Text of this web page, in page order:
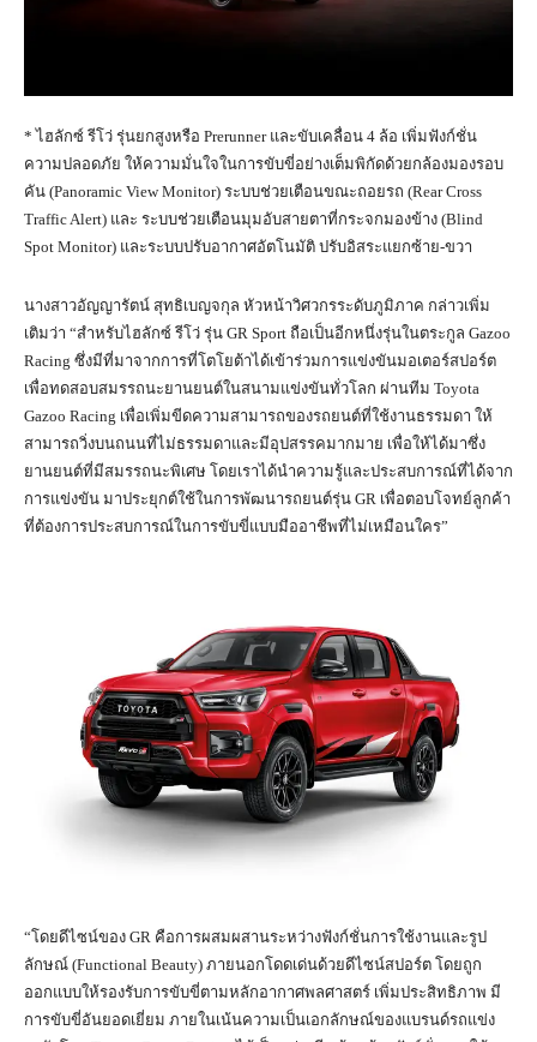
* ไฮลักซ์ รีโว่ รุ่นยกสูงหรือ Prerunner และขับเคลื่อน 4 ล้อ เพิ่มฟังก์ชั่น
ความปลอดภัย ให้ความมั่นใจในการขับขี่อย่างเต็มพิกัดด้วยกล้องมองรอบ
คัน (Panoramic View Monitor) ระบบช่วยเตือนขณะถอยรถ (Rear Cross
Traffic Alert) และ ระบบช่วยเตือนมุมอับสายตาที่กระจกมองข้าง (Blind
Spot Monitor) และระบบปรับอากาศอัตโนมัติ ปรับอิสระแยกซ้าย-ขวา
นางสาวอัญญารัตน์ สุทธิเบญจกุล หัวหน้าวิศวกรระดับภูมิภาค กล่าวเพิ่ม
เติมว่า “สำหรับไฮลักซ์ รีโว่ รุ่น GR Sport ถือเป็นอีกหนึ่งรุ่นในตระกูล Gazoo
Racing ซึ่งมีที่มาจากการที่โตโยต้าได้เข้าร่วมการแข่งขันมอเตอร์สปอร์ต
เพื่อทดสอบสมรรถนะยานยนต์ในสนามแข่งขันทั่วโลก ผ่านทีม Toyota
Gazoo Racing เพื่อเพิ่มขีดความสามารถของรถยนต์ที่ใช้งานธรรมดา ให้
สามารถวิ่งบนถนนที่ไม่ธรรมดาและมีอุปสรรคมากมาย เพื่อให้ได้มาซึ่ง
ยานยนต์ที่มีสมรรถนะพิเศษ โดยเราได้นำความรู้และประสบการณ์ที่ได้จาก
การแข่งขัน มาประยุกต์ใช้ในการพัฒนารถยนต์รุ่น GR เพื่อตอบโจทย์ลูกค้า
ที่ต้องการประสบการณ์ในการขับขี่แบบมืออาชีพที่ไม่เหมือนใคร”
“โดยดีไซน์ของ GR คือการผสมผสานระหว่างฟังก์ชั่นการใช้งานและรูป
ลักษณ์ (Functional Beauty) ภายนอกโดดเด่นด้วยดีไซน์สปอร์ต โดยถูก
ออกแบบให้รองรับการขับขี่ตามหลักอากาศพลศาสตร์ เพิ่มประสิทธิภาพ มี
การขับขี่อันยอดเยี่ยม ภายในเน้นความเป็นเอกลักษณ์ของแบรนด์รถแข่ง